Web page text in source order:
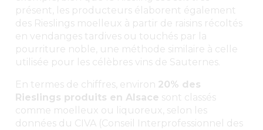
présent, les producteurs élaborent également
des Rieslings moelleux à partir de raisins récoltés
en vendanges tardives ou touchés par la
pourriture noble, une méthode similaire à celle
utilisée pour les célèbres vins de Sauternes.
En termes de chiffres, environ 20% des
Rieslings produits en Alsace sont classés
comme moelleux ou liquoreux, selon les
données du CIVA (Conseil Interprofessionnel des